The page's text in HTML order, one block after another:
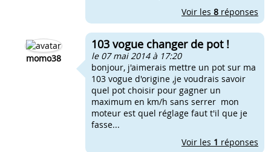
Voir les 8 réponses
momo38
103 vogue changer de pot !
le 07 mai 2014 à 17:20
bonjour, j'aimerais mettre un pot sur ma
103 vogue d'origine ,je voudrais savoir
quel pot choisir pour gagner un
maximum en km/h sans serrer mon
moteur est quel réglage faut t'il que je
fasse...
Voir les 1 réponses